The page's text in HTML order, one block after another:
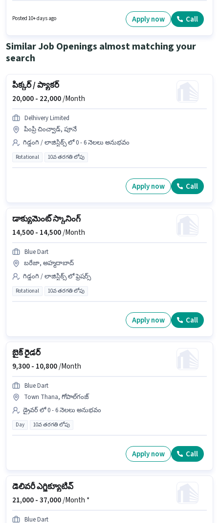
Giraud, రాయపూర్ లో ఉంది. ఈ ఉద్యోగంలో అదనపు ప్రయోజనాలు PF, Medical
Posted 10+ days ago Apply now Call
Similar Job Openings almost matching your
search
పిక్కర్ / ప్యాకర్
20,000 - 22,000/Month
Delhivery Limited
పింప్రి చించ్వాడ్, పూనే
గిడ్డంగి / లాజిస్టిక్స్ లో 0 - 6 నెలలు అనుభవం
Rotational 10వ తరగతి లోపు
Apply now Call
డాక్యుమెంట్ స్కానింగ్
14,500 - 14,500/Month
Blue Dart
బరేజా, అహ్మదాబాద్
గిడ్డంగి / లాజిస్టిక్స్ లో ఫ్రెషర్స్
Rotational 10వ తరగతి లోపు
Apply now Call
బైక్ రైడర్
9,300 - 10,800/Month
Blue Dart
Town Thana, గోపాల్‌గంజ్
డ్రైవర్ లో 0 - 6 నెలలు అనుభవం
Day 10వ తరగతి లోపు
Apply now Call
డెలివరీ ఎగ్జిక్యూటివ్
21,000 -37,000/Month *
Blue Dart